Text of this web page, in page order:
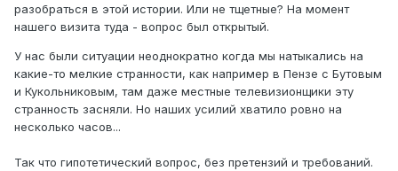
разобраться в этой истории. Или не тщетные? На момент
нашего визита туда - вопрос был открытый.
У нас были ситуации неоднократно когда мы натыкались на
какие-то мелкие странности, как например в Пензе с Бутовым
и Кукольниковым, там даже местные телевизионщики эту
странность засняли. Но наших усилий хватило ровно на
несколько часов...
Так что гипотетический вопрос, без претензий и требований.